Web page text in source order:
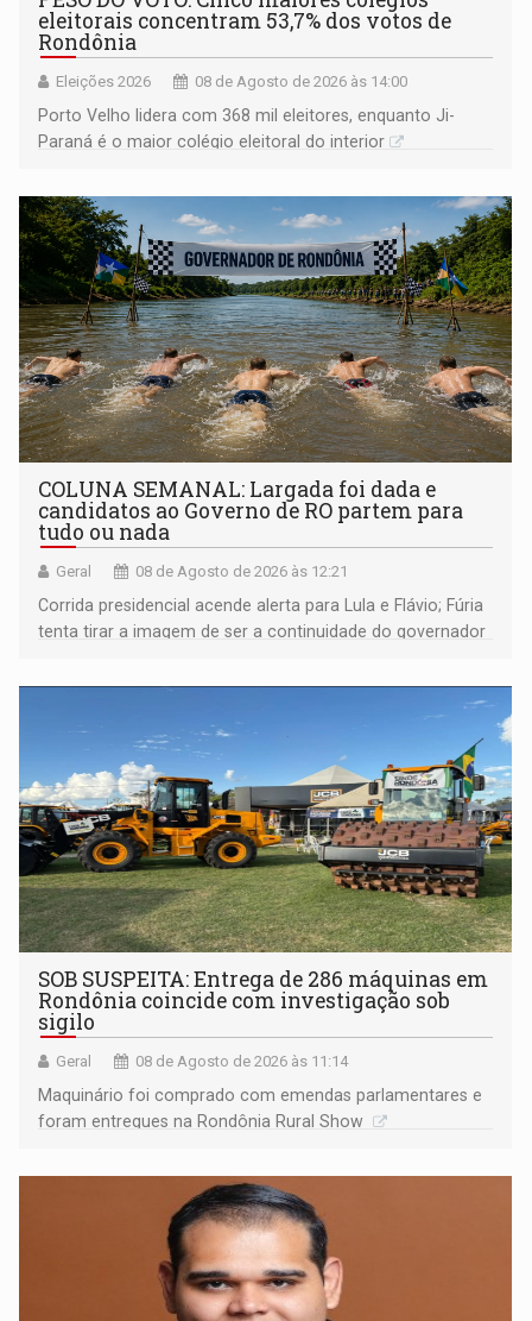
eleitorais concentram 53,7% dos votos de
Rondônia
Eleições 2026 08 de Agosto de 2026 às 14:00
Porto Velho lidera com 368 mil eleitores, enquanto Ji-
Paraná é o maior colégio eleitoral do interior
COLUNA SEMANAL: Largada foi dada e
candidatos ao Governo de RO partem para
tudo ou nada
Geral 08 de Agosto de 2026 às 12:21
Corrida presidencial acende alerta para Lula e Flávio; Fúria
tenta tirar a imagem de ser a continuidade do governador
não ter entrado no modo eleição; ABAV faz evento em
SOB SUSPEITA: Entrega de 286 máquinas em
Rondônia coincide com investigação sob
sigilo
Geral 08 de Agosto de 2026 às 11:14
Maquinário foi comprado com emendas parlamentares e
foram entregues na Rondônia Rural Show